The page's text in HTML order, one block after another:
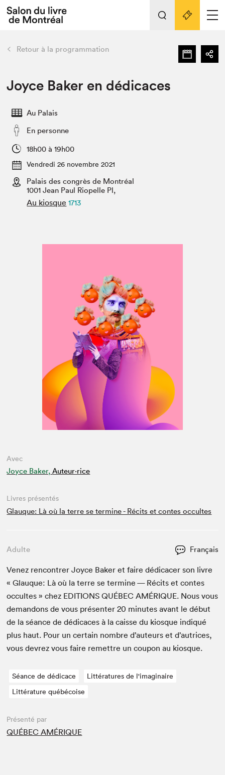
Espace exposant⋅e⋅s
Espace enseignant·e·s
L'événement
Préparer sa visite au Salon
Actualités
SLM PRO
retour Nos activités
Préparer sa visite
Salon au Palais
Projets partenaires
Liens pratiques
Retour à la programmation
Joyce Baker en dédicaces
Au Palais
En personne
18h00 à 19h00
Vendredi 26 novembre 2021
Palais des congrès de Montréal
1001 Jean Paul Riopelle Pl,
Au kiosque 1713
Avec
Joyce Baker, Auteur·rice
Livres présentés
Glauque: Là où la terre se termine - Récits et contes occultes
Adulte Français
Venez ren­con­tr­er Joyce Bak­er et faire dédi­cac­er son livre
« Glauque: Là où la terre se ter­mine — Réc­its et con­tes
occultes » chez EDI­TIONS QUÉBEC AMÉRIQUE. Nous vous
deman­dons de vous présen­ter20 min­utes avant le début
de la séance de dédi­caces à la caisse du kiosque indiqué
plus haut. Pour un cer­tain nom­bre d’auteurs et d’autrices,
vous devrez vous faire remet­tre un coupon au kiosque.
Séance de dédicace
Littératures de l'imaginaire
Littérature québécoise
Présenté par
QUÉBEC AMÉRIQUE